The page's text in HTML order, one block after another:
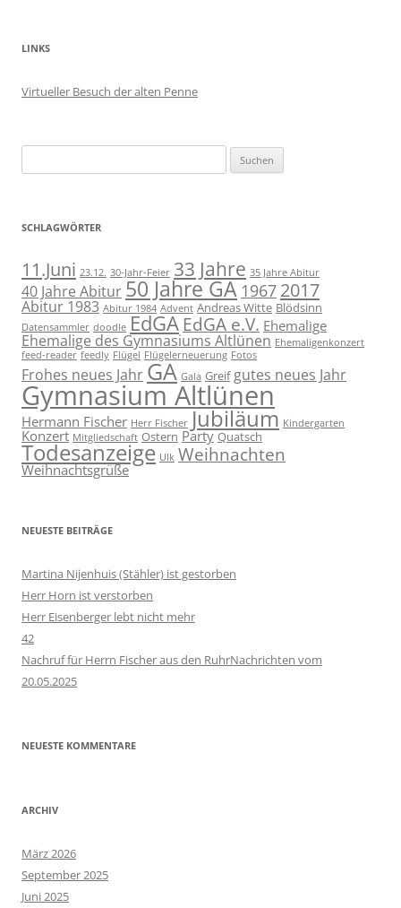
LINKS
Virtueller Besuch der alten Penne
nach:
SCHLAGWÖRTER
11.Juni 23.12. 30-Jahr-Feier 33 Jahre 35 Jahre Abitur
40 Jahre Abitur 50 Jahre GA 1967 2017
Abitur 1983 Abitur 1984 Advent Andreas Witte Blödsinn
Datensammler doodle EdGA EdGA e.V. Ehemalige
Ehemalige des Gymnasiums Altlünen Ehemaligenkonzert
feed-reader feedly Flügel Flügelerneuerung Fotos
Frohes neues JahrGA Gala Greif gutes neues Jahr
Gymnasium Altlünen
Hermann Fischer Herr Fischer Jubiläum Kindergarten
Konzert Mitgliedschaft Ostern Party Quatsch
Todesanzeige Ulk Weihnachten
Weihnachtsgrüße
NEUESTE BEITRÄGE
Martina Nijenhuis (Stähler) ist gestorben
Herr Horn ist verstorben
Herr Eisenberger lebt nicht mehr
42
Nachruf für Herrn Fischer aus den RuhrNachrichten vom
20.05.2025
NEUESTE KOMMENTARE
ARCHIV
März 2026
September 2025
Juni 2025